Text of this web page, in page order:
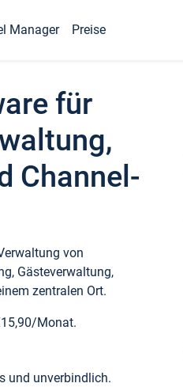
Manager Preise
für
Channel-
von
Gästeverwaltung,
zentralen Ort.
Monat.
und unverbindlich.